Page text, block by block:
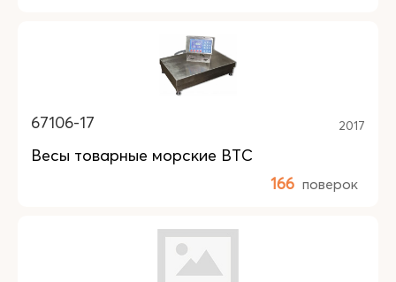
67106-17 2017
Весы товарные морские ВТС
166 поверок